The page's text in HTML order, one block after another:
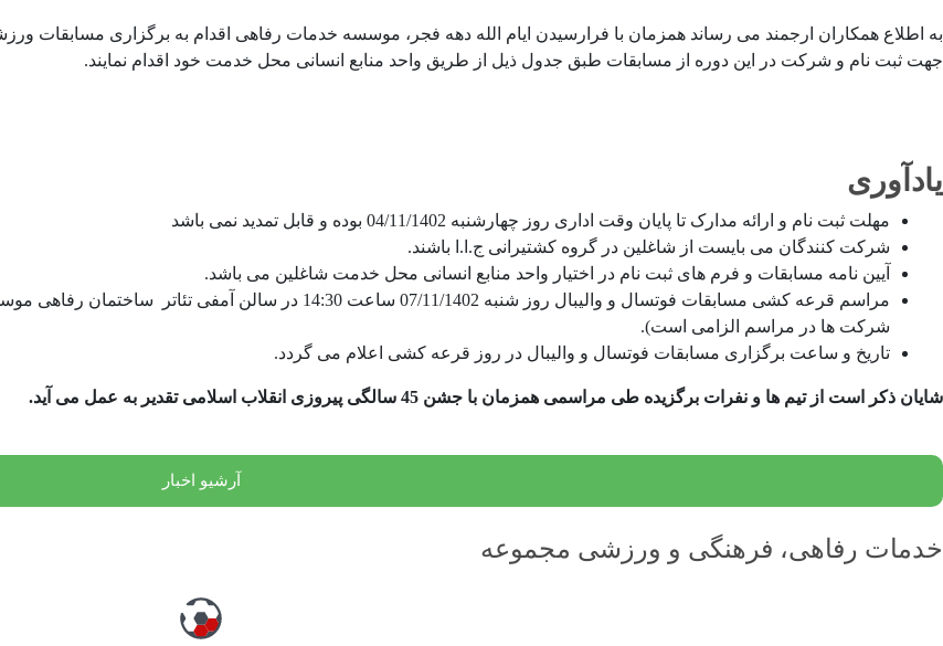
به اطلاع همکاران ارجمند می رساند همزمان با فرارسیدن ایام الله دهه فجر، موسسه خدمات رفاهی اقدام به برگزاری مسابقات
جهت ثبت نام و شرکت در این دوره از مسابقات طبق جدول ذیل از طریق واحد منابع انسانی محل خدمت خود اقدام نمایند.
یادآوری
مهلت ثبت نام و ارائه مدارک تا پایان وقت اداری روز چهارشنبه 04/11/1402 بوده و قابل تمدید نمی باشد
شرکت کنندگان می بایست از شاغلین در گروه کشتیرانی ج.ا.ا باشند.
آیین نامه مسابقات و فرم های ثبت نام در اختیار واحد منابع انسانی محل خدمت شاغلین می باشد.
مراسم قرعه کشی مسابقات فوتسال و والیبال روز شنبه 07/11/1402
شرکت ها در مراسم الزامی است).
تاریخ و ساعت برگزاری مسابقات فوتسال و والیبال در روز قرعه کشی اعلام می گردد.
شایان ذکر است از تیم ها و نفرات برگزیده طی مراسمی همزمان با جشن 45 سالگی پیروزی انقلاب اسلامی تقدیر به عمل می آید.
آرشیو اخبار
خدمات رفاهی، فرهنگی و ورزشی مجموعه